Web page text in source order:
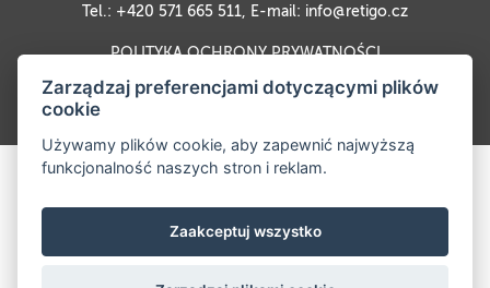
Tel.: +420 571 665 511, E-mail: info@retigo.cz
POLITYKA OCHRONY PRYWATNOŚCI
Zarządzaj preferencjami dotyczącymi plików
cookie
Używamy plików cookie, aby zapewnić najwyższą
funkcjonalność naszych stron i reklam.
Zaakceptuj wszystko